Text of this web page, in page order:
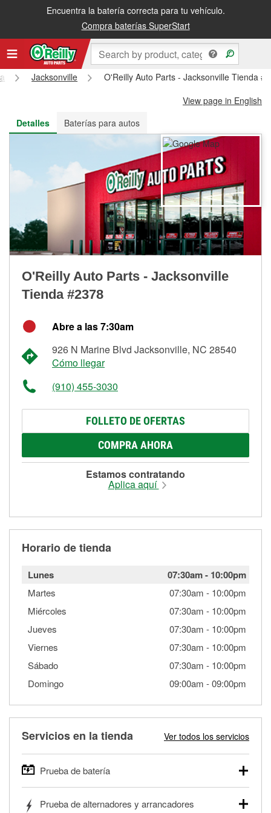
Encuentra la batería correcta para tu vehículo.
Compra baterías SuperStart
Recibe tu orden gratis al día siguiente o recógela en la tienda
Jacksonville
O'Reilly Auto Parts - Jacksonville Tienda
View page in English
Detalles
Baterías para autos
O'Reilly Auto Parts - Jacksonville
Tienda #2378
Abre a las 7:30am
926 N Marine Blvd Jacksonville, NC 28540
Cómo llegar
(910) 455-3030
FOLLETO DE OFERTAS
COMPRA AHORA
Estamos contratando
Aplica aquí
Horario de tienda
Lunes 07:30am- 10:00pm
Martes 07:30am - 10:00pm
Miércoles
07:30am - 10:00pm
Jueves
07:30am - 10:00pm
Viernes
07:30am - 10:00pm
Sábado
07:30am - 10:00pm
Domingo
09:00am -09:00pm
Servicios en la tienda Ver todos los servicios
Prueba de batería
autos, camionetas, SUVs, vehículos comerciales y
Prueba de alternadores y arrancadores